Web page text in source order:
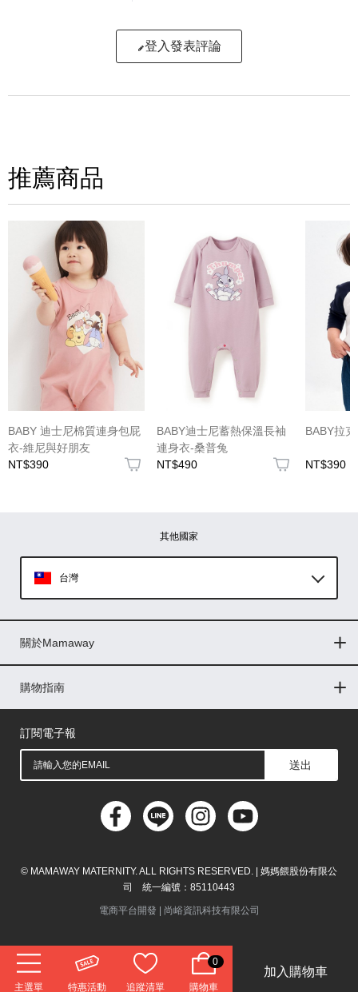
主選單 特惠活動 追蹤清單
0
購物車
加入購物車
登入發表評論
(圖片格式限jpg、jpeg)
推薦商品
BABY 迪士尼棉質連身包屁
衣-維尼與好朋友
NT$390
BABY迪士尼蓄熱保溫長袖
連身衣-桑普兔
NT$490
BABY拉
NT$390
其他國家
台灣
印尼
馬來西亞
關於Mamaway
門市據點
最新消息
品牌故事
人力招募
媒體花絮
隱私權聲明
CSR企業社會責任
購物指南
購物常見問題
退換貨問題
儲值金使用條款
購買儲值金
發票問題
會員權益
線上留言
吸乳器-免費體驗
訂閱電子報
送出
© MAMAWAY MATERNITY. ALL RIGHTS RESERVED. | 媽媽餵股份有限公
司 統一編號：85110443
電商平台開發 | 尚峪資訊科技有限公司